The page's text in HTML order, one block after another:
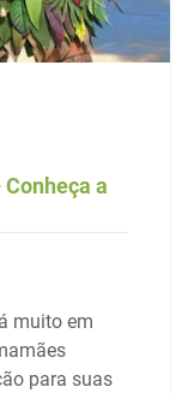
a
muito em
para suas